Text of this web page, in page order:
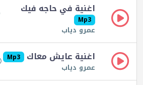
اغنية في حاجه فيك
Mp3
عمرو دياب
اغنية عايش معاك Mp3
عمرو دياب